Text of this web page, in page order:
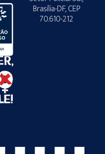
Brasília-DF, CEP
70.610-212